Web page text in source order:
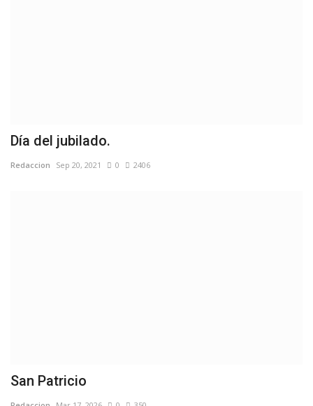
Día del jubilado.
Redaccion Sep 20, 2021 0 2406
San Patricio